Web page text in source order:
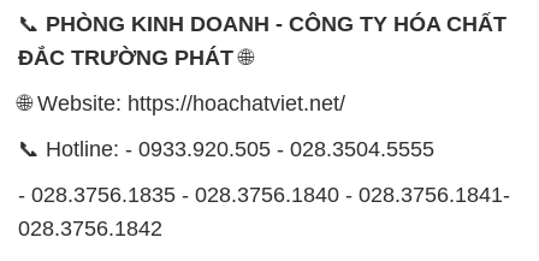
📞 PHÒNG KINH DOANH - CÔNG TY HÓA CHẤT
ĐẮC TRƯỜNG PHÁT🌐
🌐 Website: https://hoachatviet.net/
📞 Hotline: - 0933.920.505 - 028.3504.5555
- 028.3756.1835 - 028.3756.1840 - 028.3756.1841-
028.3756.1842